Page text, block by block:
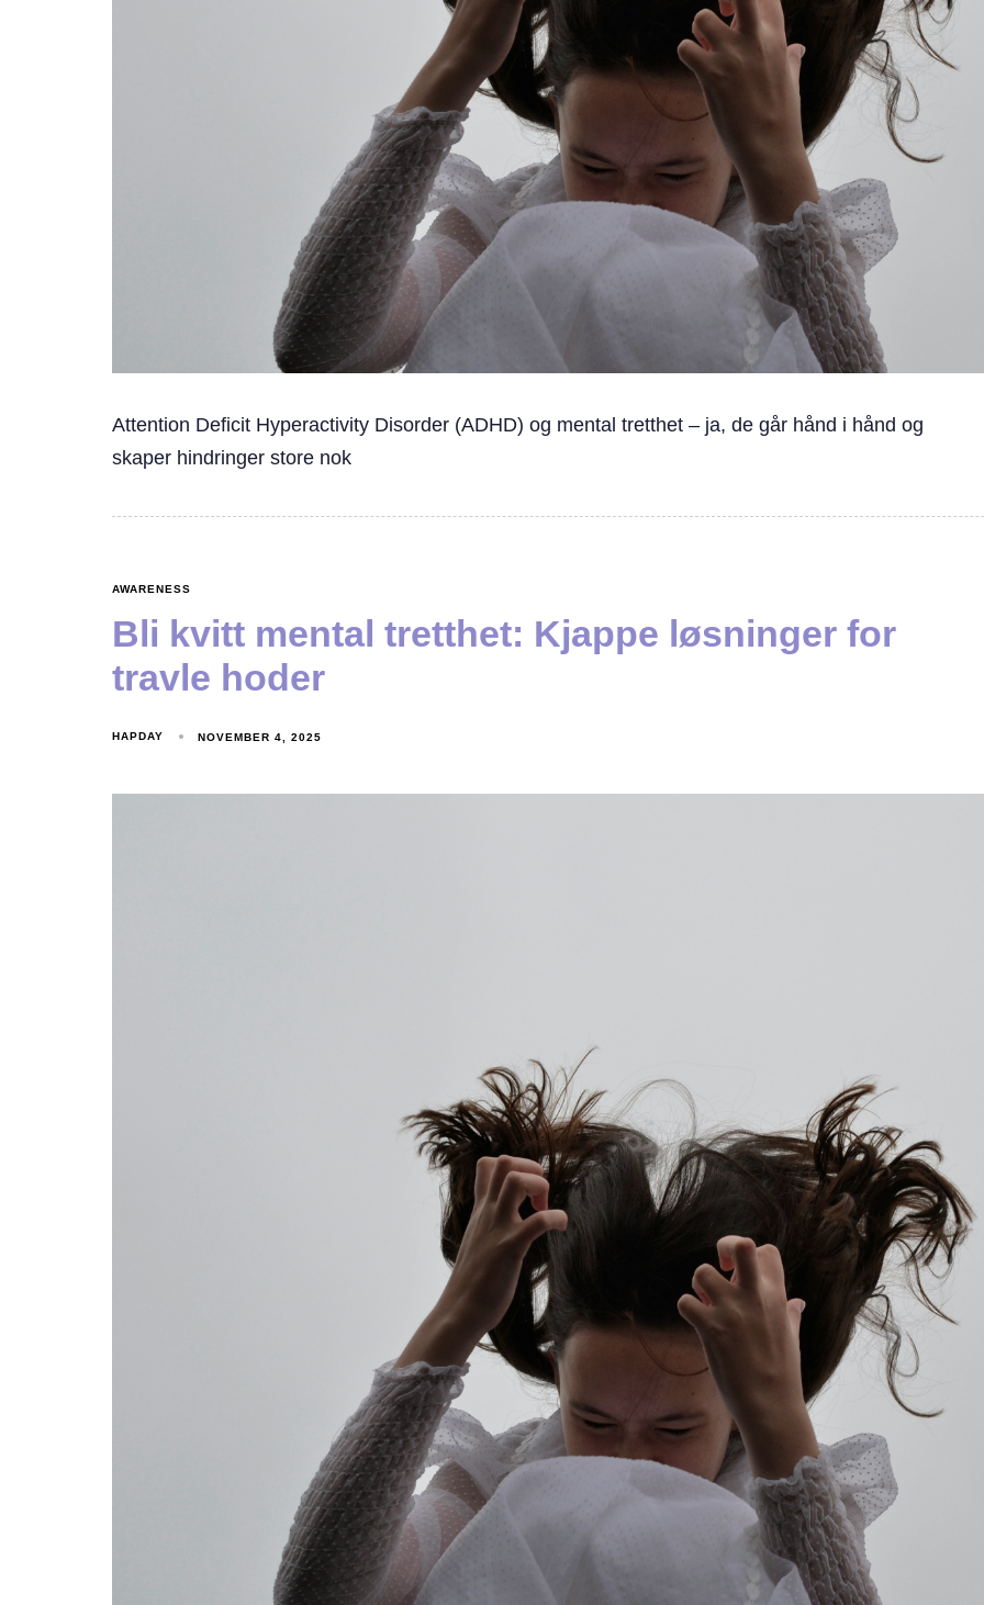
Attention Deficit Hyperactivity Disorder (ADHD) og mental tretthet – ja, de går hånd i hånd og
skaper hindringer store nok
AWARENESS
Bli kvitt mental tretthet: Kjappe løsninger for
travle hoder
HAPDAY NOVEMBER 4, 2025